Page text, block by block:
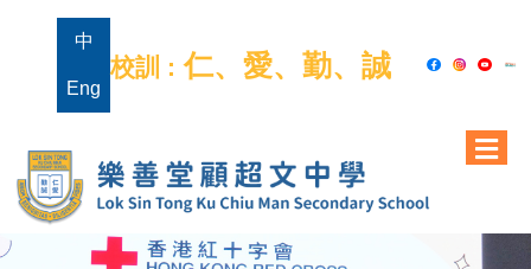
中
Eng
校訓 : 仁、愛、勤、誠